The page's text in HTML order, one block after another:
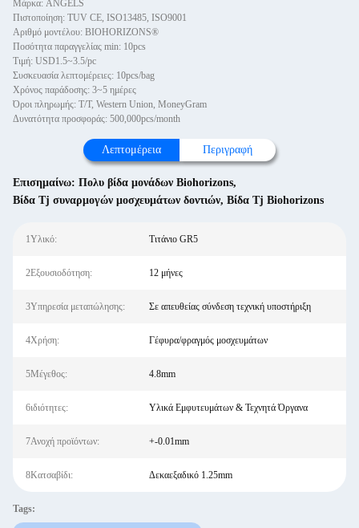
Μάρκα: ANGELS
Πιστοποίηση: TUV CE, ISO13485, ISO9001
Αριθμό μοντέλου: BIOHORIZONS®
Ποσότητα παραγγελίας min: 10pcs
Τιμή: USD1.5~3.5/pc
Συσκευασία λεπτομέρειες: 10pcs/bag
Χρόνος παράδοσης: 3~5 ημέρες
Όροι πληρωμής: T/T, Western Union, MoneyGram
Δυνατότητα προσφοράς: 500,000pcs/month
Λεπτομέρεια Περιγραφή
Επισημαίνω: Πολυ βίδα μονάδων Biohorizons,
Βίδα Tj συναρμογών μοσχευμάτων δοντιών, Βίδα Tj Biohorizons
1Υλικό: Τιτάνιο GR5
2Εξουσιοδότηση: 12 μήνες
3Υπηρεσία μεταπώλησης: Σε απευθείας σύνδεση τεχνική υποστήριξη
4Χρήση: Γέφυρα/φραγμός μοσχευμάτων
5Μέγεθος: 4.8mm
6ιδιότητες: Υλικά Εμφυτευμάτων & Τεχνητά Όργανα
7Ανοχή προϊόντων: +-0.01mm
8Κατσαβίδι: Δεκαεξαδικό 1.25mm
Tags: